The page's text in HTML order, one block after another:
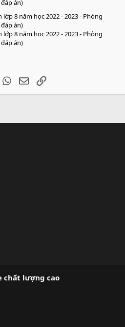
án)
8 năm học 2022 - 2023 - Phòng
án)
8 năm học 2022 - 2023 - Phòng
án)
WhatsApp
EmailLink
chất lượng cao